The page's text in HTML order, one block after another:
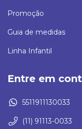
Promoção
Guia de medidas
Linha Infantil
Entre em
5511911130033
(11) 91113-0033